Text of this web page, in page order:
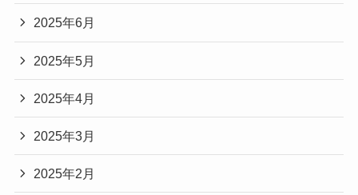
2025年6月
2025年5月
2025年4月
2025年3月
2025年2月